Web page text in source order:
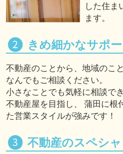
した住ま
ます。
きめ細かなサポ
不動産のことから、地域のこと
なんでもご相談ください。
小さなことでも気軽に相談で
不動産屋を目指し、 蒲田に根
た営業スタイルが強みです！
不動産のスペシ